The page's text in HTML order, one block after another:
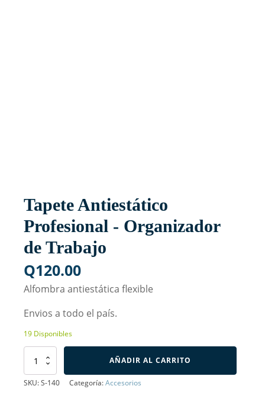
Tapete Antiestático
Profesional - Organizador
de Trabajo
Q120.00
Alfombra antiestática flexible
Envios a todo el país.
19 Disponibles
Tapete
Antiestático
Profesional
AÑADIR AL CARRITO
SKU:S-140 Categoría:Accesorios